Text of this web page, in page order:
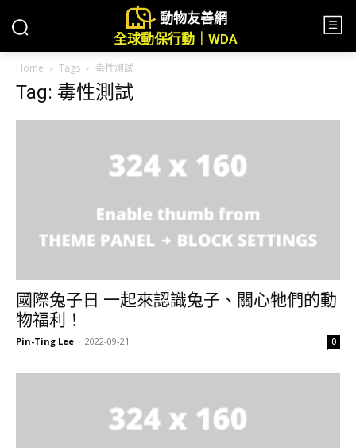
動物友善網
全球動保行動｜WDA
Home Tags 毒性測試
Tag: 毒性測試
國際兔子日 一起來認識兔子、關心牠們的動
物福利！
Pin-Ting Lee - 2022-09-21 0